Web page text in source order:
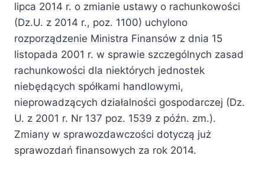
lipca 2014 r. o zmianie ustawy o rachunkowości
(Dz.U. z 2014 r., poz. 1100) uchylono
rozporządzenie Ministra Finansów z dnia 15
listopada 2001 r. w sprawie szczególnych zasad
rachunkowości dla niektórych jednostek
niebędących spółkami handlowymi,
nieprowadzących działalności gospodarczej (Dz.
U. z 2001 r. Nr 137 poz. 1539 z późn. zm.).
Zmiany w sprawozdawczości dotyczą już
sprawozdań finansowych za rok 2014.